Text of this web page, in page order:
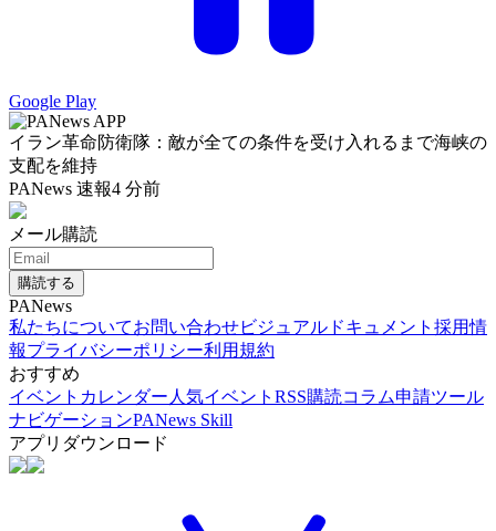
Google Play
イラン革命防衛隊：敵が全ての条件を受け入れるまで海峡の
支配を維持
PANews 速報4 分前
メール購読
購読する
PANews
私たちについてお問い合わせビジュアルドキュメント 採用情
報プライバシーポリシー利用規約
おすすめ
イベントカレンダー 人気イベント RSS購読コラム申請ツール
ナビゲーションPANews Skill
アプリダウンロード